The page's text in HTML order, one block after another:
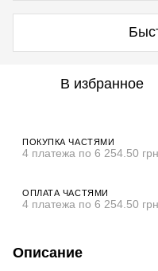
В избранное
ПОКУПКА ЧАСТЯМИ
4 платежа по 6 254.50 грн
ОПЛАТА ЧАСТЯМИ
4 платежа по 6 254.50 грн
Описание